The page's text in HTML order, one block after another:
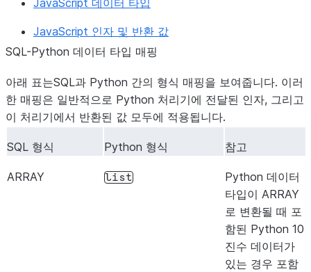
JavaScript 데이터 타입
JavaScript 인자 및 반환 값
SQL-Python 데이터 타입 매핑
아래 표는SQL과 Python 간의 형식 매핑을 보여줍니다. 이러
한 매핑은 일반적으로 Python 처리기에 전달된 인자, 그리고
이 처리기에서 반환된 값 모두에 적용됩니다.
SQL 형식 Python 형식 참고
ARRAY list
Python 데이터
타입이 ARRAY
로 변환될 때 포
함된 Python 10
진수 데이터가
있는 경우 포함